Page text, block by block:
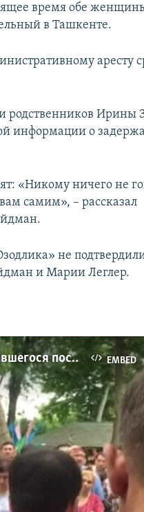
время обе
в Ташкенте.
аресту
родственников Ирины
информации о
«Никому ничего не
самим», – рассказал
не
и Марии Леглер.
EMBED
В Ташкенте прошла акция в защиту скончавшегося после избиения подростка №1
available